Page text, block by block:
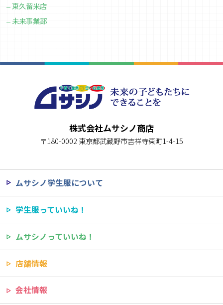
東久留米店
未来事業部
株式会社ムサシノ商店
〒180-0002 東京都武蔵野市吉祥寺東町1-4-15
ムサシノ学生服について
学生服っていいね！
ムサシノっていいね！
店舗情報
会社情報